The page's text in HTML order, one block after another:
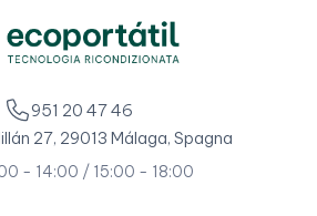
951 20 47 46
27, 29013 Málaga, Spagna
- 14:00 / 15:00 - 18:00